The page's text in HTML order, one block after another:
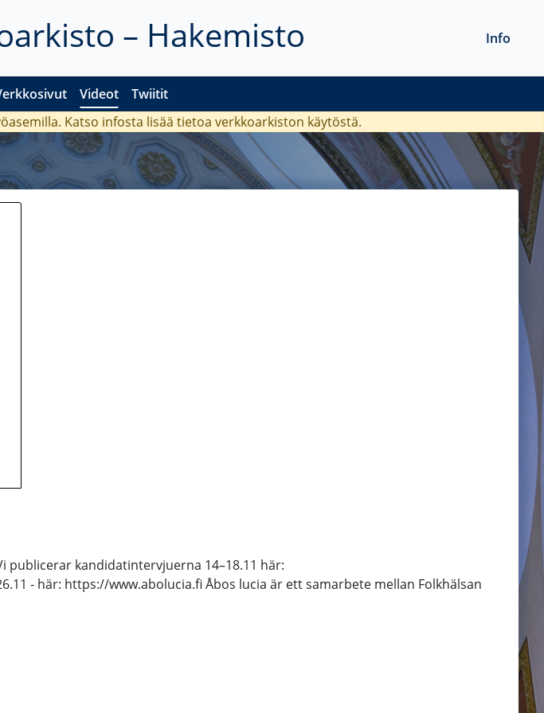
– Hakemisto
Videot Twiitit
Info
Katso infosta lisää tietoa verkkoarkiston käytöstä.
publicerar kandidatintervjuerna 14–18.11 här:
- här: https://www.abolucia.fi Åbos lucia är ett samarbete mellan Folkhälsan